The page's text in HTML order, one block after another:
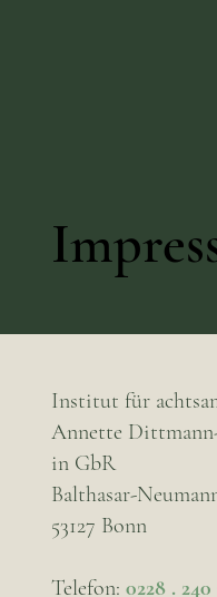
Institut für
Annette
in GbR
Balthasar-
53127 Bonn
Telefon: 0228 . 240